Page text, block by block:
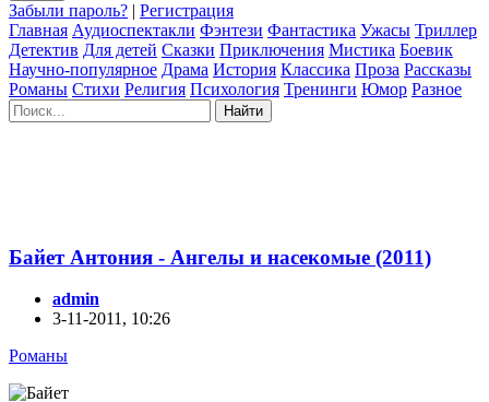
Забыли пароль? | Регистрация
Главная Аудиоспектакли Фэнтези Фантастика Ужасы Триллер
Детектив Для детей Сказки Приключения Мистика Боевик
Научно-популярное Драма История Классика Проза Рассказы
Романы Стихи Религия Психология Тренинги Юмор Разное
Найти
Байет Антония - Ангелы и насекомые (2011)
admin
3-11-2011, 10:26
Романы